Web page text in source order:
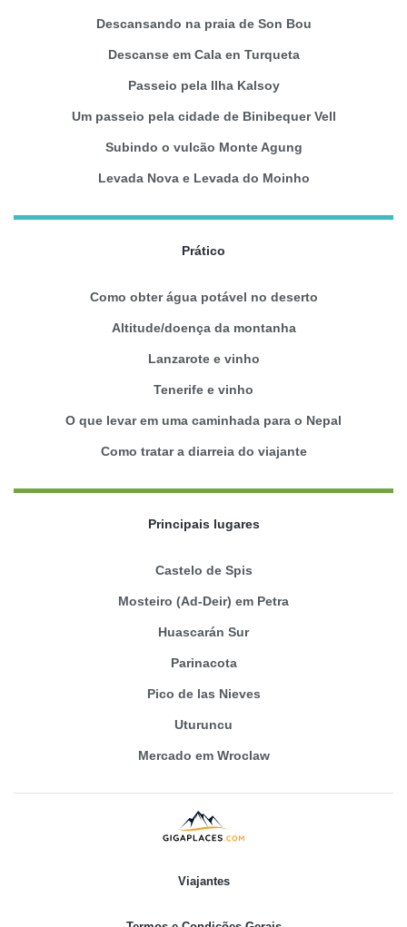
Descansando na praia de Son Bou
Descanse em Cala en Turqueta
Passeio pela Ilha Kalsoy
Um passeio pela cidade de Binibequer Vell
Subindo o vulcão Monte Agung
Levada Nova e Levada do Moinho
Prático
Como obter água potável no deserto
Altitude/doença da montanha
Lanzarote e vinho
Tenerife e vinho
O que levar em uma caminhada para o Nepal
Como tratar a diarreia do viajante
Principais lugares
Castelo de Spis
Mosteiro (Ad-Deir) em Petra
Huascarán Sur
Parinacota
Pico de las Nieves
Uturuncu
Mercado em Wroclaw
Viajantes